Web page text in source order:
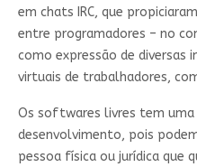
em chats IRC, que
entre programadores – no
como expressão de diversas
virtuais de trabalhadores,
Os softwares livres tem
desenvolvimento, pois
pessoa física ou jurídica que